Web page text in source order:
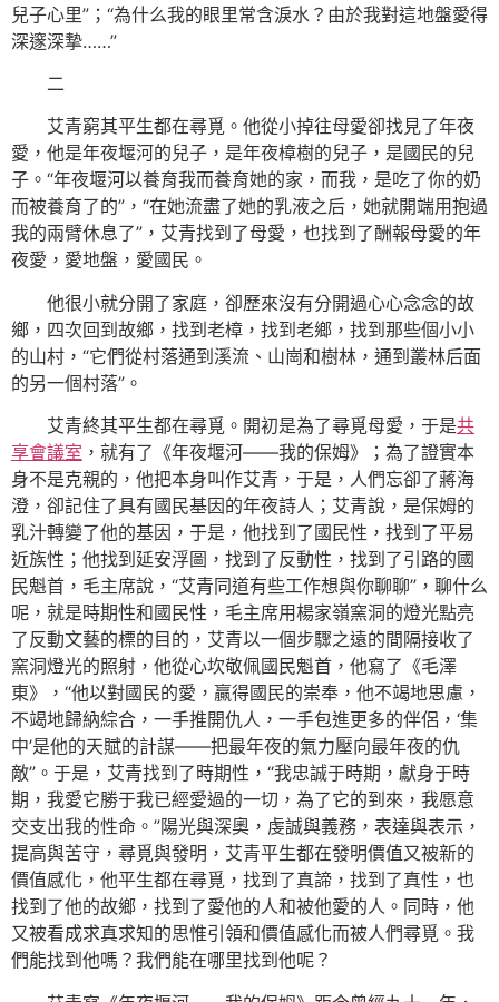
兒子心里”；“為什么我的眼里常含淚水？由於我對這地盤愛得
深邃深摯……”
二
艾青窮其平生都在尋覓。他從小掉往母愛卻找見了年夜
愛，他是年夜堰河的兒子，是年夜樟樹的兒子，是國民的兒
子。“年夜堰河以養育我而養育她的家，而我，是吃了你的奶
而被養育了的”，“在她流盡了她的乳液之后，她就開端用抱過
我的兩臂休息了”，艾青找到了母愛，也找到了酬報母愛的年
夜愛，愛地盤，愛國民。
他很小就分開了家庭，卻歷來沒有分開過心心念念的故
鄉，四次回到故鄉，找到老樟，找到老鄉，找到那些個小小
的山村，“它們從村落通到溪流、山崗和樹林，通到叢林后面
的另一個村落”。
艾青終其平生都在尋覓。開初是為了尋覓母愛，于是共
享會議室 ，就有了《年夜堰河——我的保姆》；為了證實本
身不是克親的，他把本身叫作艾青，于是，人們忘卻了蔣海
澄，卻記住了具有國民基因的年夜詩人；艾青說，是保姆的
乳汁轉變了他的基因，于是，他找到了國民性，找到了平易
近族性；他找到延安浮圖，找到了反動性，找到了引路的國
民魁首，毛主席說，“艾青同道有些工作想與你聊聊”，聊什么
呢，就是時期性和國民性，毛主席用楊家嶺窯洞的燈光點亮
了反動文藝的標的目的，艾青以一個步驟之遠的間隔接收了
窯洞燈光的照射，他從心坎敬佩國民魁首，他寫了《毛澤
東》，“他以對國民的愛，贏得國民的崇奉，他不竭地思慮，
不竭地歸納綜合，一手推開仇人，一手包進更多的伴侶，‘集
中’是他的天賦的計謀——把最年夜的氣力壓向最年夜的仇
敵”。于是，艾青找到了時期性，“我忠誠于時期，獻身于時
期，我愛它勝于我已經愛過的一切，為了它的到來，我愿意
交支出我的性命。”陽光與深奧，虔誠與義務，表達與表示，
提高與苦守，尋覓與發明，艾青平生都在發明價值又被新的
價值感化，他平生都在尋覓，找到了真諦，找到了真性，也
找到了他的故鄉，找到了愛他的人和被他愛的人。同時，他
又被看成求真求知的思惟引領和價值感化而被人們尋覓。我
們能找到他嗎？我們能在哪里找到他呢？